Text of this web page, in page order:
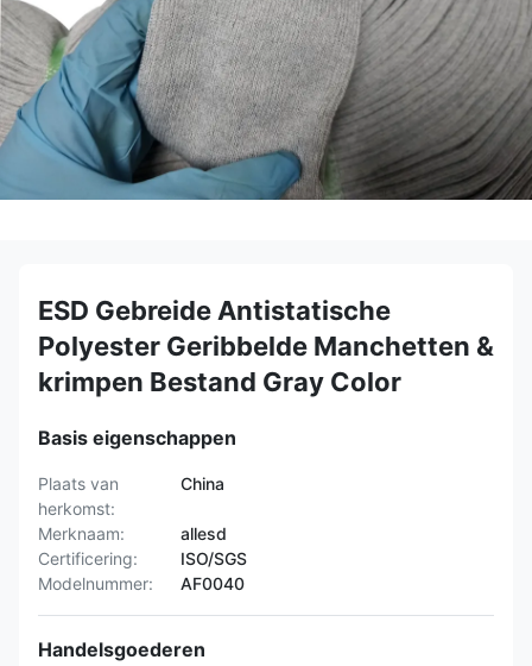
ESD Gebreide Antistatische
Polyester Geribbelde Manchetten &
krimpen Bestand Gray Color
Basis eigenschappen
Plaats van
herkomst:
China
Merknaam:
allesd
Certificering:
ISO/SGS
Modelnummer:
AF0040
Handelsgoederen